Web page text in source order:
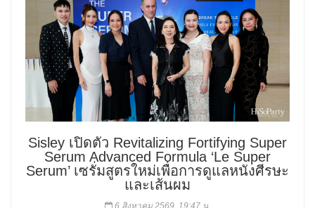
Sisley เปิดตัว Revitalizing Fortifying Super
Serum Advanced Formula ‘Le Super
Serum’ เซรั่มสูตรใหม่เพื่อการดูแลหนังศีรษะ
และเส้นผม